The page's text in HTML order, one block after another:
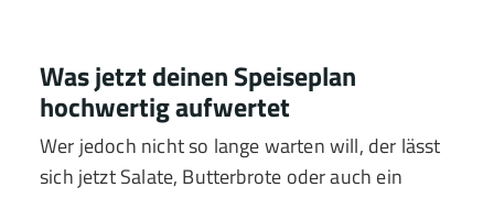
Was jetzt deinen Speiseplan
hochwertig aufwertet
Wer jedoch nicht so lange warten will, der lässt
sich jetzt Salate, Butterbrote oder auch ein